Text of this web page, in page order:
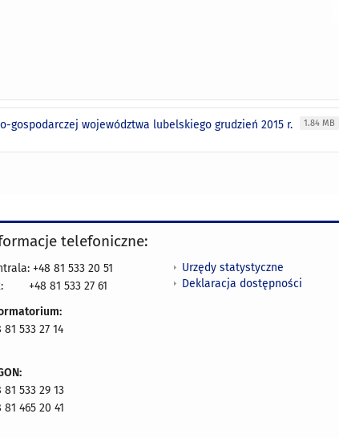
gospodarczej województwa lubelskiego grudzień 2015 r. 1.84 MB
telefoniczne:
+48 81 533 20 51
+48 81 533 27 61
81 533 27 14
81 533 29 13
81 465 20 41
Urzędy statystyczne
Deklaracja dostępności